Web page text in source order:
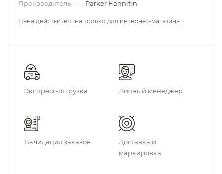
Производитель — Parker Hannifin
Цена действительна только для интернет-магазина
Экспресс-отгрузка Личный менеджер
Валидация заказов
Доставка и
маркировка